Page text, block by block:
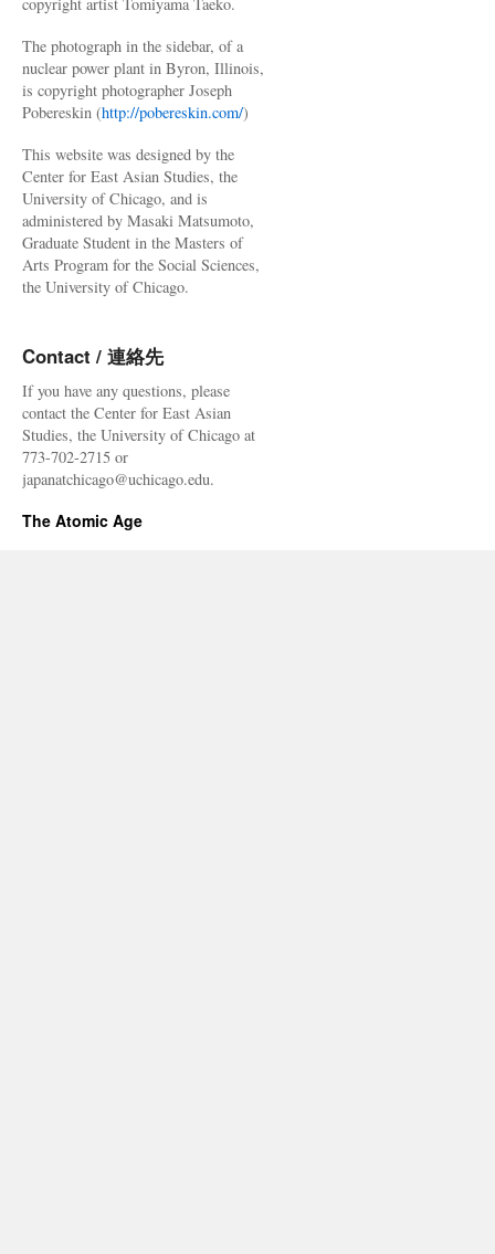
The photograph in the sidebar, of a
nuclear power plant in Byron, Illinois,
is copyright photographer Joseph
Pobereskin (http://pobereskin.com/)
This website was designed by the
Center for East Asian Studies, the
University of Chicago, and is
administered by Masaki Matsumoto,
Graduate Student in the Masters of
Arts Program for the Social Sciences,
the University of Chicago.
Contact / 連絡先
If you have any questions, please
contact the Center for East Asian
Studies, the University of Chicago at
773-702-2715 or
japanatchicago@uchicago.edu.
The Atomic Age